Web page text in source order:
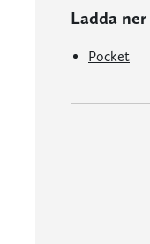
Ladda
Pocket